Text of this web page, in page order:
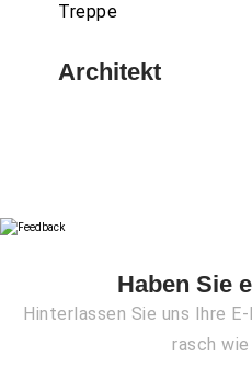
Treppe
Architekt
Haben Sie
Hinterlassen Sie uns Ihre
rasch